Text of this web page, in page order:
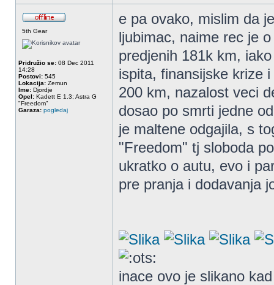
5th Gear
Pridružio se: 08 Dec 2011
14:28
Postovi: 545
Lokacija: Zemun
Ime: Djordje
Opel: Kadett E 1.3; Astra G
"Freedom"
Garaza: pogledaj
e pa ovako, mislim da
ljubimac, naime rec je
predjenih 181k km,
ispita, finansijske krize
200 km, nazalost veci
dosao po smrti jedne
je maltene odgajila, s
"Freedom" tj sloboda
ukratko o autu, evo i
pre pranja i dodavanja
inace ovo je slikano